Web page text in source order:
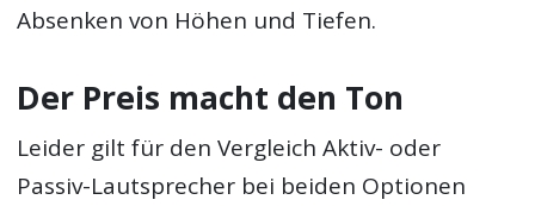
Absenken von Höhen und Tiefen.
Der Preis macht den Ton
Leider gilt für den Vergleich Aktiv- oder
Passiv-Lautsprecher bei beiden Optionen